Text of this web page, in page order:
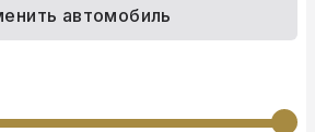
автомобиль